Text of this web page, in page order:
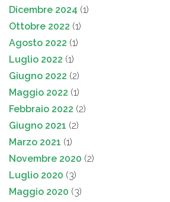
Dicembre 2024 (1)
Ottobre 2022 (1)
Agosto 2022 (1)
Luglio 2022 (1)
Giugno 2022 (2)
Maggio 2022 (1)
Febbraio 2022 (2)
Giugno 2021 (2)
Marzo 2021 (1)
Novembre 2020 (2)
Luglio 2020 (3)
Maggio 2020 (3)